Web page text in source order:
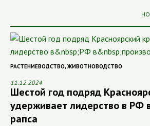
РАСТЕНИЕВОДСТВО, ЖИВОТНОВОДСТВО
11.12.2024
Шестой год подряд
удерживает лидерство в РФ
рапса